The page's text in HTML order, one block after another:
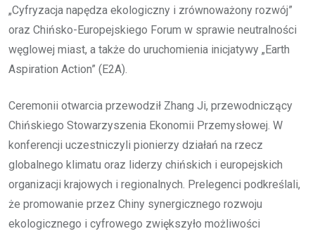
„Cyfryzacja napędza ekologiczny i zrównoważony rozwój”
oraz Chińsko-Europejskiego Forum w sprawie neutralności
węglowej miast, a także do uruchomienia inicjatywy „Earth
Aspiration Action” (E2A).
Ceremonii otwarcia przewodził Zhang Ji, przewodniczący
Chińskiego Stowarzyszenia Ekonomii Przemysłowej. W
konferencji uczestniczyli pionierzy działań na rzecz
globalnego klimatu oraz liderzy chińskich i europejskich
organizacji krajowych i regionalnych. Prelegenci podkreślali,
że promowanie przez Chiny synergicznego rozwoju
ekologicznego i cyfrowego zwiększyło możliwości